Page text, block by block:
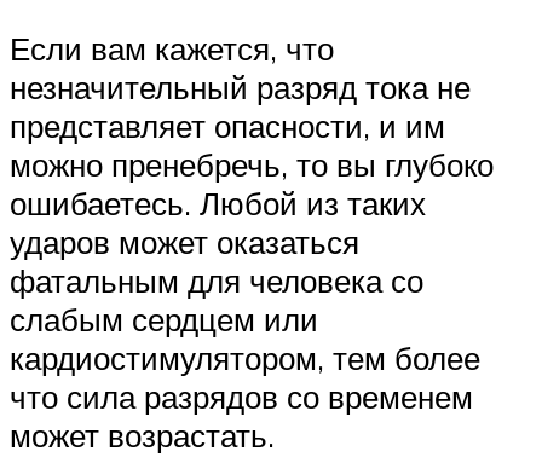
Если вам кажется, что
незначительный разряд тока не
представляет опасности, и им
можно пренебречь, то вы глубоко
ошибаетесь. Любой из таких
ударов может оказаться
фатальным для человека со
слабым сердцем или
кардиостимулятором, тем более
что сила разрядов со временем
может возрастать.